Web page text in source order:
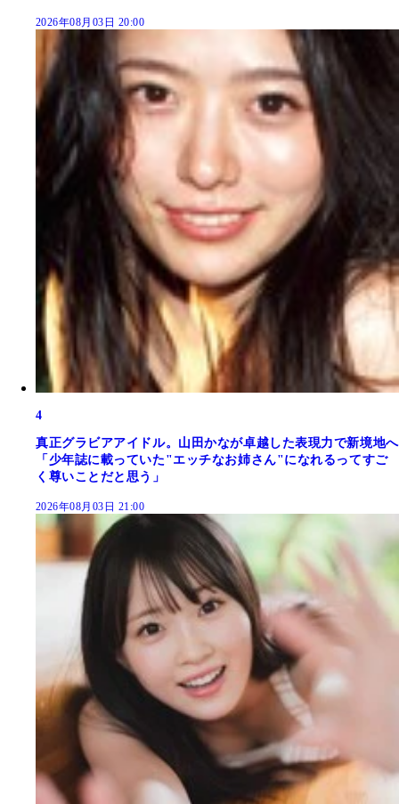
2026年08月03日 20:00
4
真正グラビアアイドル。山田かなが卓越した表現力で新境地へ
「少年誌に載っていた"エッチなお姉さん"になれるってすご
く尊いことだと思う」
2026年08月03日 21:00